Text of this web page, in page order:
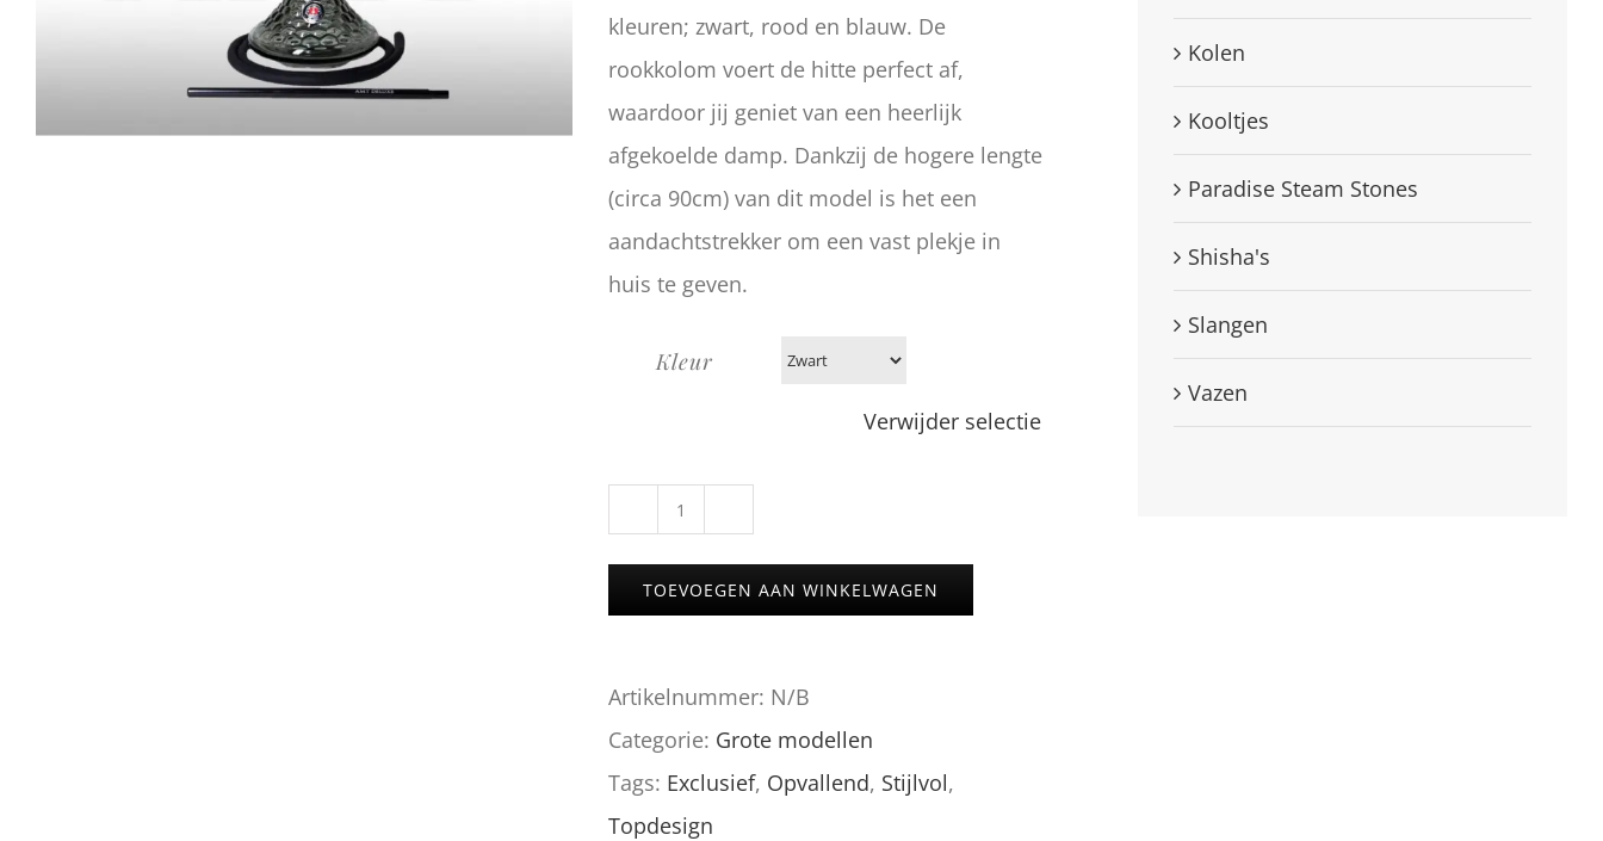
kleuren; zwart, rood en blauw. De
rookkolom voert de hitte perfect af,
waardoor jij geniet van een heerlijk
afgekoelde damp. Dankzij de hogere lengte
(circa 90cm) van dit model is het een
aandachtstrekker om een vast plekje in
huis te geven.
Kleur
Verwijder selectie
AMY
072
ANTIQUE
aantal
TOEVOEGEN AAN WINKELWAGEN
Artikelnummer: N/B
Categorie: Grote modellen
Tags: Exclusief, Opvallend, Stijlvol,
Topdesign
Kolen
Kooltjes
Paradise Steam Stones
Shisha's
Slangen
Vazen